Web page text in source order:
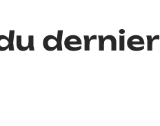
dernier